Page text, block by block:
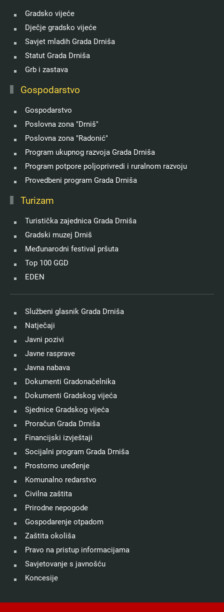
Gradsko vijeće
Dječje gradsko vijeće
Savjet mladih Grada Drniša
Statut Grada Drniša
Grb i zastava
Gospodarstvo
Gospodarstvo
Poslovna zona "Drniš"
Poslovna zona "Radonić"
Program ukupnog razvoja Grada Drniša
Program potpore poljoprivredi i ruralnom razvoju
Provedbeni program Grada Drniša
Turizam
Turistička zajednica Grada Drniša
Gradski muzej Drniš
Međunarodni festival pršuta
Top 100 GGD
EDEN
Službeni glasnik Grada Drniša
Natječaji
Javni pozivi
Javne rasprave
Javna nabava
Dokumenti Gradonačelnika
Dokumenti Gradskog vijeća
Sjednice Gradskog vijeća
Proračun Grada Drniša
Financijski izvještaji
Socijalni program Grada Drniša
Prostorno uređenje
Komunalno redarstvo
Civilna zaštita
Prirodne nepogode
Gospodarenje otpadom
Zaštita okoliša
Pravo na pristup informacijama
Savjetovanje s javnošću
Koncesije